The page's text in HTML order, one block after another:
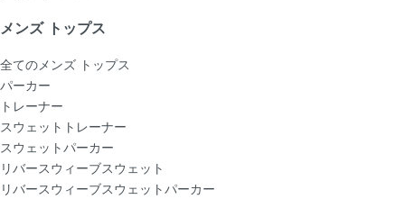
メンズ トップス
全てのメンズ トップス
パーカー
トレーナー
スウェットトレーナー
スウェットパーカー
リバースウィーブスウェット
リバースウィーブスウェットパーカー